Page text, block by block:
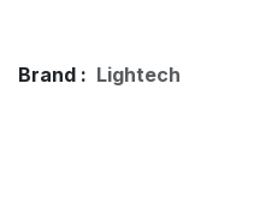
Brand : Lightech